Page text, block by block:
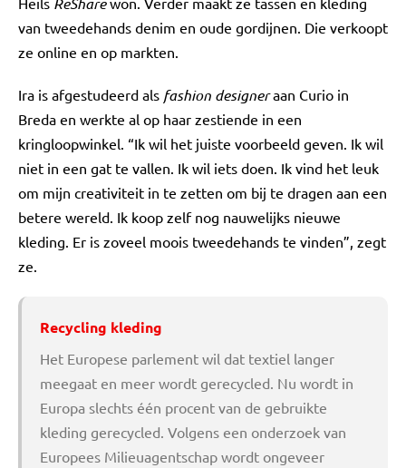
van tweedehands denim en oude gordijnen. Die verkoopt
ze online en op markten.
Ira is afgestudeerd als fashion designeraan Curio in
Breda en werkte al op haar zestiende in een
kringloopwinkel. “Ik wil het juiste voorbeeld geven. Ik wil
niet in een gat te vallen. Ik wil iets doen. Ik vind het leuk
om mijn creativiteit in te zetten om bij te dragen aan een
betere wereld. Ik koop zelf nog nauwelijks nieuwe
kleding. Er is zoveel moois tweedehands te vinden”, zegt
ze.
Recycling kleding
Het Europese parlement wil dat textiel langer
meegaat en meer wordt gerecycled. Nu wordt in
Europa slechts één procent van de gebruikte
kleding gerecycled. Volgens een onderzoek van
Europees Milieuagentschap wordt ongeveer